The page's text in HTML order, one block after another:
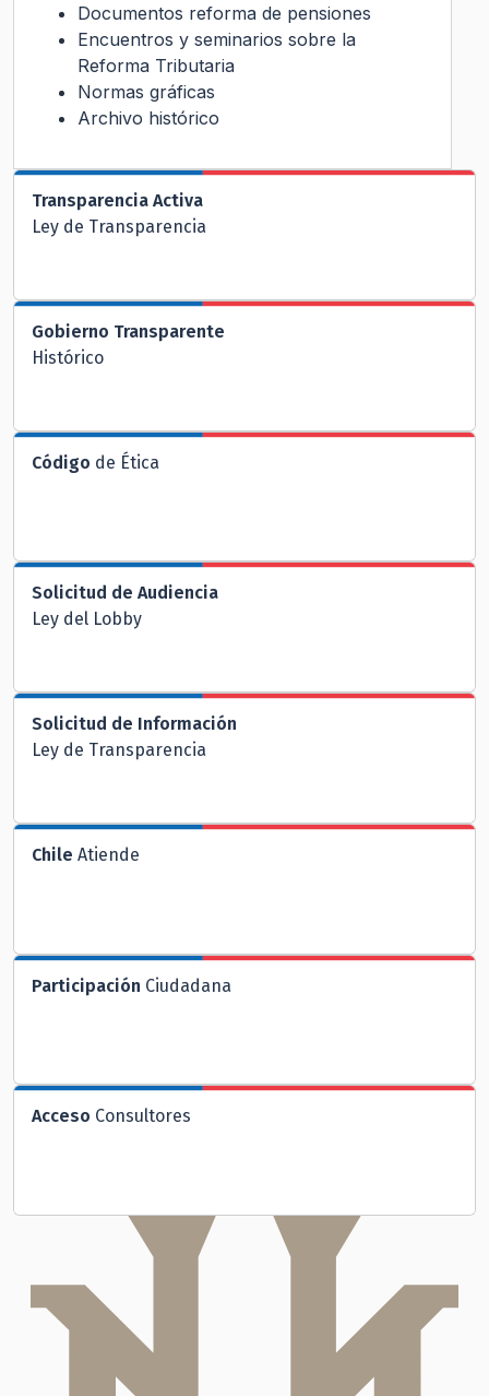
Documentos reforma de pensiones
Encuentros y seminarios sobre la
Reforma Tributaria
Normas gráficas
Archivo histórico
Transparencia Activa
Ley de Transparencia
Gobierno Transparente
Histórico
Código de Ética
Solicitud de Audiencia
Ley del Lobby
Solicitud de Información
Ley de Transparencia
Chile Atiende
Participación Ciudadana
Acceso Consultores